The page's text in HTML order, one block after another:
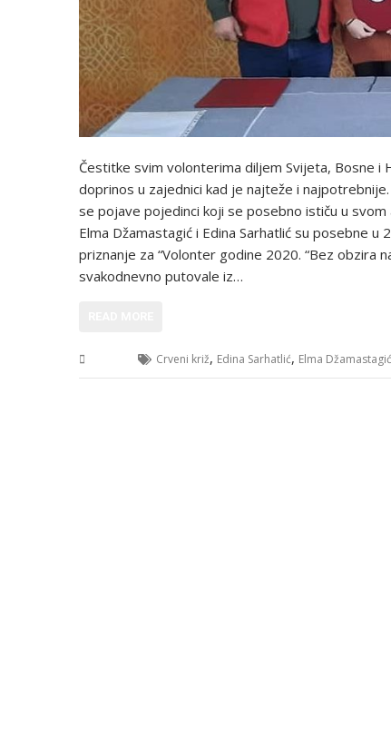
Čestitke svim volonterima diljem Svijeta, Bosne i
doprinos u zajednici kad je najteže i
se pojave pojedinci koji se posebno ističu u
Elma Džamastagić i Edina Sarhatlić su posebne
priznanje za “Volonter godine 2020. “Bez obzira
svakodnevno putovale iz…
Crveni križ, Edina Sarhatlić, Elma Džamastagić